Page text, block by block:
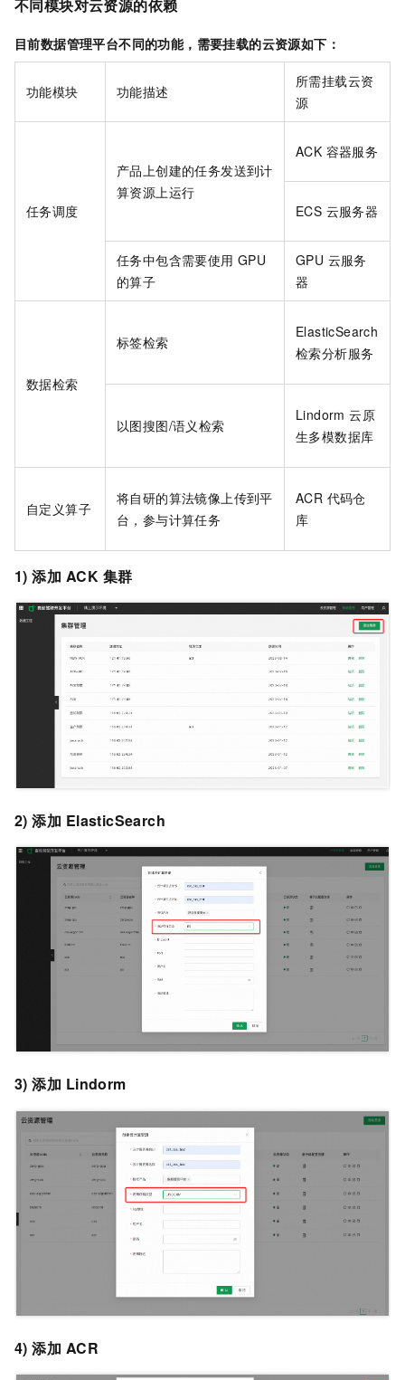
不同模块对云资源的依赖
目前数据管理平台不同的功能，需要挂载的云资源如下：
功能模块 功能描述
所需挂载云资
源
任务调度
产品上创建的任务发送到计
算资源上运行
ACK 容器服务
ECS 云服务器
任务中包含需要使用 GPU
的算子
GPU 云服务
器
数据检索
标签检索
ElasticSearch
检索分析服务
以图搜图/语义检索
Lindorm 云原
生多模数据库
自定义算子
将自研的算法镜像上传到平
台，参与计算任务
ACR 代码仓
库
1) 添加 ACK 集群
2) 添加 ElasticSearch
3) 添加 Lindorm
4) 添加 ACR